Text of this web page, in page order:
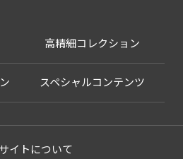
高精細コレクション
スペシャルコンテンツ
イトについて